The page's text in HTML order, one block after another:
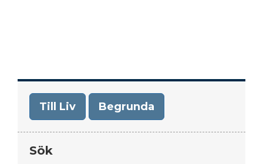
Till Liv Begrunda
Sök